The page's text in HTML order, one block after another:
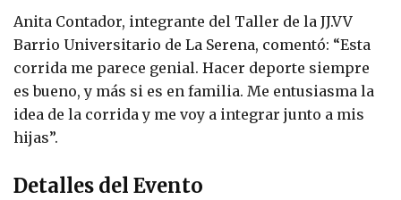
Anita Contador, integrante del Taller de la JJ.VV
Barrio Universitario de La Serena, comentó: “Esta
corrida me parece genial. Hacer deporte siempre
es bueno, y más si es en familia. Me entusiasma la
idea de la corrida y me voy a integrar junto a mis
hijas”.
Detalles del Evento